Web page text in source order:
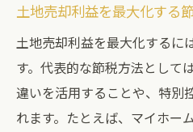
土地売却利益を最大化する
土地売却利益を最大化するに
す。代表的な節税方法として
違いを活用することや、特別
れます。たとえば、マイホー